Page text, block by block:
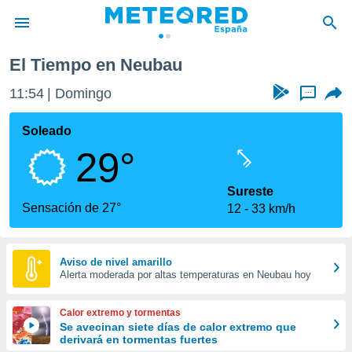
de
por
que se
calidad.
a este
las
y
forma
digital
basada
El Tiempo en Neubau
11:54 Domingo ...
Soleado
29°
Sensación de 27°
Sureste
12
33 km/h
Aviso de nivel amarillo
Alerta moderada por altas temperaturas en Neubau hoy
Calor extremo y tormentas
Se avecinan siete días de calor extremo que
derivará en tormentas fuertes